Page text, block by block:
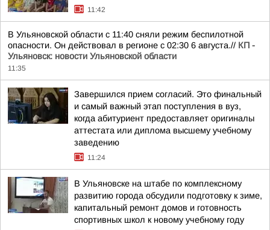
11:42
В Ульяновской области с 11:40 сняли режим беспилотной
опасности. Он действовал в регионе с 02:30 6 августа.// КП -
Ульяновск: новости Ульяновской области
11:35
Завершился прием согласий. Это финальный
и самый важный этап поступления в вуз,
когда абитуриент предоставляет оригиналы
аттестата или диплома высшему учебному
заведению
11:24
В Ульяновске на штабе по комплексному
развитию города обсудили подготовку к зиме,
капитальный ремонт домов и готовность
спортивных школ к новому учебному году